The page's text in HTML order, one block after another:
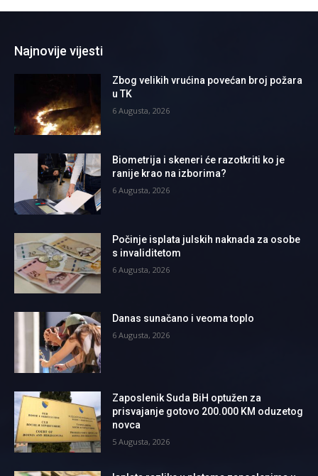
Najnovije vijesti
Zbog velikih vrućina povećan broj požara
u TK
6 Augusta, 2026
Biometrija i skeneri će razotkriti ko je
ranije krao na izborima?
6 Augusta, 2026
Počinje isplata julskih naknada za osobe
s invaliditetom
6 Augusta, 2026
Danas sunačano i veoma toplo
6 Augusta, 2026
Zaposlenik Suda BiH optužen za
prisvajanje gotovo 200.000 KM oduzetog
novca
5 Augusta, 2026